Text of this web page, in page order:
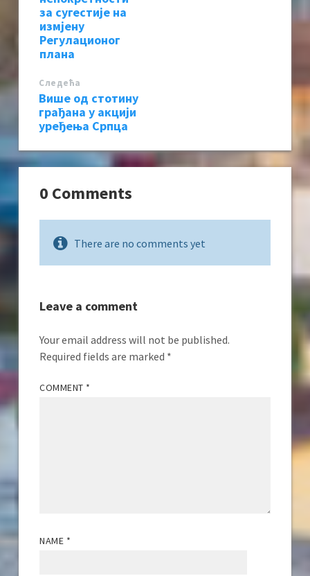
за сугестије на
измјену
Регулационог
плана
Следећa
Више од стотину
грађана у акцији
уређења Српца
0 Comments
There are no comments yet
Leave a comment
Your email address will not be published.
Required fields are marked *
COMMENT *
NAME *